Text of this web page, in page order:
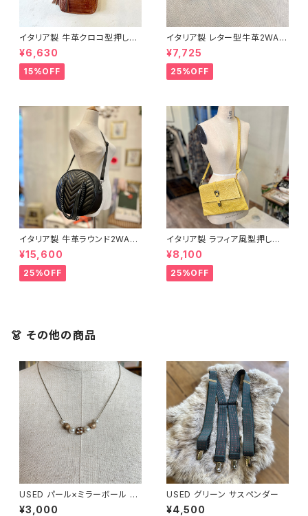
イタリア製 牛革クロコ型押しミ
ニバッグ＜ブラウン＞
¥6,630
15%OFF
イタリア製 レター型牛革2WAY
バッグ＜ブルー＞
¥7,725
25%OFF
イタリア製 牛革ラウンド2WAY
バッグ＜ブラック＞
¥15,600
25%OFF
イタリア製 ラフィア風型押し牛
革バッグ＜イエロー＞
¥8,100
25%OFF
👗 その他の商品
USED パール×ミラーボール ネ
ックレス
¥3,000
USED グリーン サスペンダー
¥4,500